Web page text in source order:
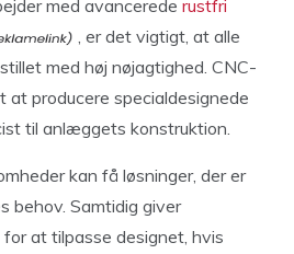
med avancerede rustfri
, er det vigtigt, at alle
med høj nøjagtighed. CNC-
at producere specialdesignede
til anlæggets konstruktion.
kan få løsninger, der er
behov. Samtidig giver
at tilpasse designet, hvis